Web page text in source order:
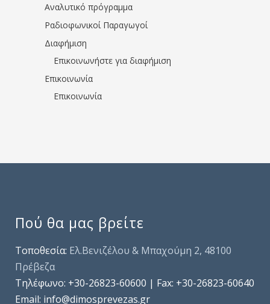
Αναλυτικό πρόγραμμα
Ραδιοφωνικοί Παραγωγοί
Διαφήμιση
Επικοινωνήστε για διαφήμιση
Επικοινωνία
Επικοινωνία
Πού θα μας βρείτε
Τοποθεσία: Ελ.Βενιζέλου & Μπαχούμη 2, 48100
Πρέβεζα
Τηλέφωνo: +30-26823-60600 | Fax: +30-26823-60640
Email: info@dimosprevezas.gr